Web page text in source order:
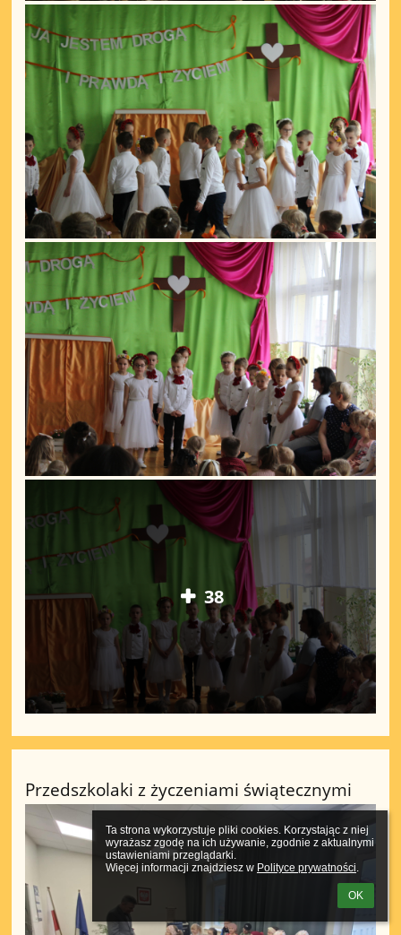
Ta strona wykorzystuje pliki cookies. Korzystając z niej
wyrażasz zgodę na ich używanie, zgodnie z aktualnymi
ustawieniami przeglądarki.
Więcej informacji znajdziesz w Polityce prywatności.
OK
38
Przedszkolaki z życzeniami świątecznymi